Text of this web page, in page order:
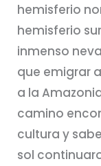
hemisferio
hemisferio
inmenso
que emigrar
a la
camino
cultura y
sol